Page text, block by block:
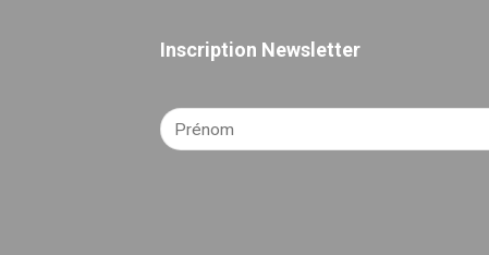
Inscription Newsletter